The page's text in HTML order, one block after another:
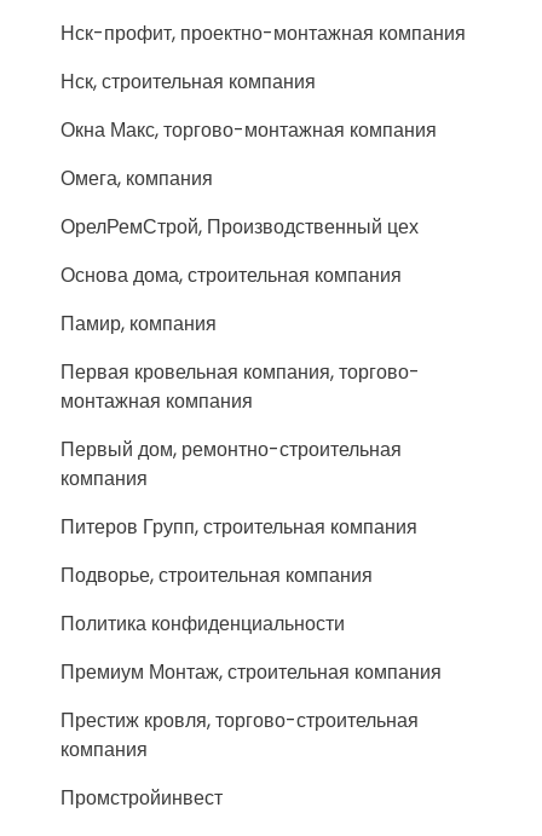
Нск-профит, проектно-монтажная компания
Нск, строительная компания
Окна Макс, торгово-монтажная компания
Омега, компания
ОрелРемСтрой, Производственный цех
Основа дома, строительная компания
Памир, компания
Первая кровельная компания, торгово-
монтажная компания
Первый дом, ремонтно-строительная
компания
Питеров Групп, строительная компания
Подворье, строительная компания
Политика конфиденциальности
Премиум Монтаж, строительная компания
Престиж кровля, торгово-строительная
компания
Промстройинвест